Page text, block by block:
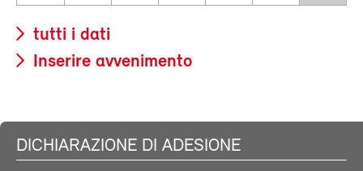
tutti i dati
Inserire avvenimento
DICHIARAZIONE DI ADESIONE